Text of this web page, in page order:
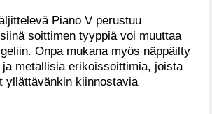
Piano V perustuu
soittimen tyyppiä voi muuttaa
Onpa mukana myös näppäilty
metallisia erikoissoittimia, joista
yllättävänkin kiinnostavia